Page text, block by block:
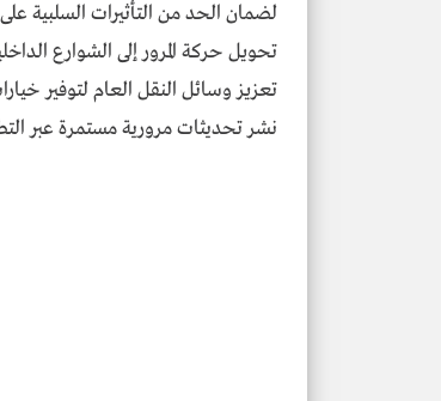
لضمان الحد من التأثيرات السلبية
تحويل حركة المرور إلى الشوارع
تعزيز وسائل النقل العام لتوفير
نشر تحديثات مرورية مستمرة عبر